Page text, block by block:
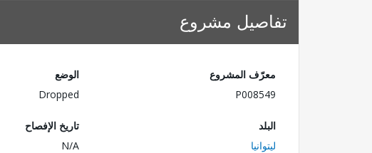
تفاصيل مشروع
معرّف المشروع
P008549
الوضع
Dropped
البلد
ليتوانيا
تاريخ الإفصاح
N/A